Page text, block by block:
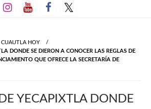
CUAUTLA HOY
DONDE SE DIERON A CONOCER LAS REGLAS DE
QUE OFRECE LA SECRETARÍA DE
YECAPIXTLA DONDE